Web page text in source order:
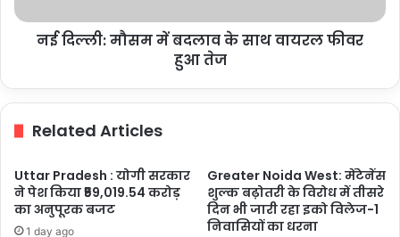
फीवर
नई दिल्ली: मौसम में बदलाव के साथ वायरल फीवर
हुआ तेज
Related Articles
Uttar Pradesh : योगी सरकार
ने पेश किया ₹59,019.54 करोड़
का अनुपूरक बजट
1 day ago
Greater Noida West: मेंटेनेंस
शुल्क बढ़ोतरी के विरोध में तीसरे
दिन भी जारी रहा इको विलेज-1
निवासियों का धरना